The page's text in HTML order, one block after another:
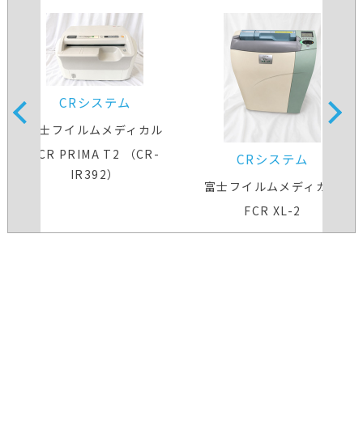
CRシステム
富士フイルムメディカル
FCR PRIMA T2 （CR-
IR392）
CRシステム
富士フイルムメディカル
FCR XL-2